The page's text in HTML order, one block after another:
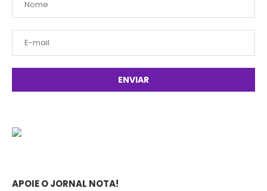
APOIE O JORNAL NOTA!